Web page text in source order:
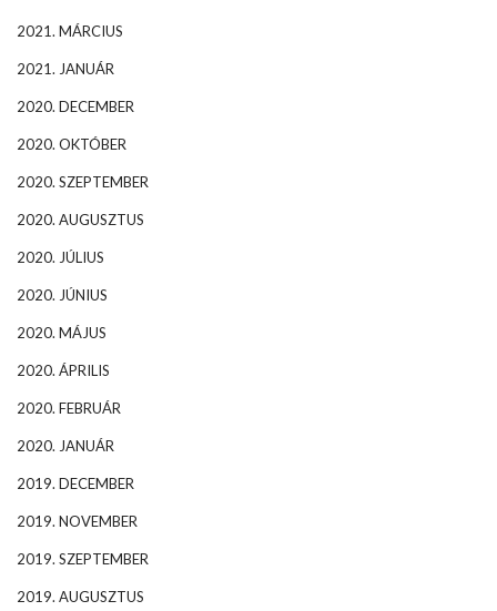
2021. MÁRCIUS
2021. JANUÁR
2020. DECEMBER
2020. OKTÓBER
2020. SZEPTEMBER
2020. AUGUSZTUS
2020. JÚLIUS
2020. JÚNIUS
2020. MÁJUS
2020. ÁPRILIS
2020. FEBRUÁR
2020. JANUÁR
2019. DECEMBER
2019. NOVEMBER
2019. SZEPTEMBER
2019. AUGUSZTUS